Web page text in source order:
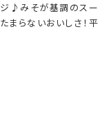
♪みそが基調のスー
らないおいしさ！平